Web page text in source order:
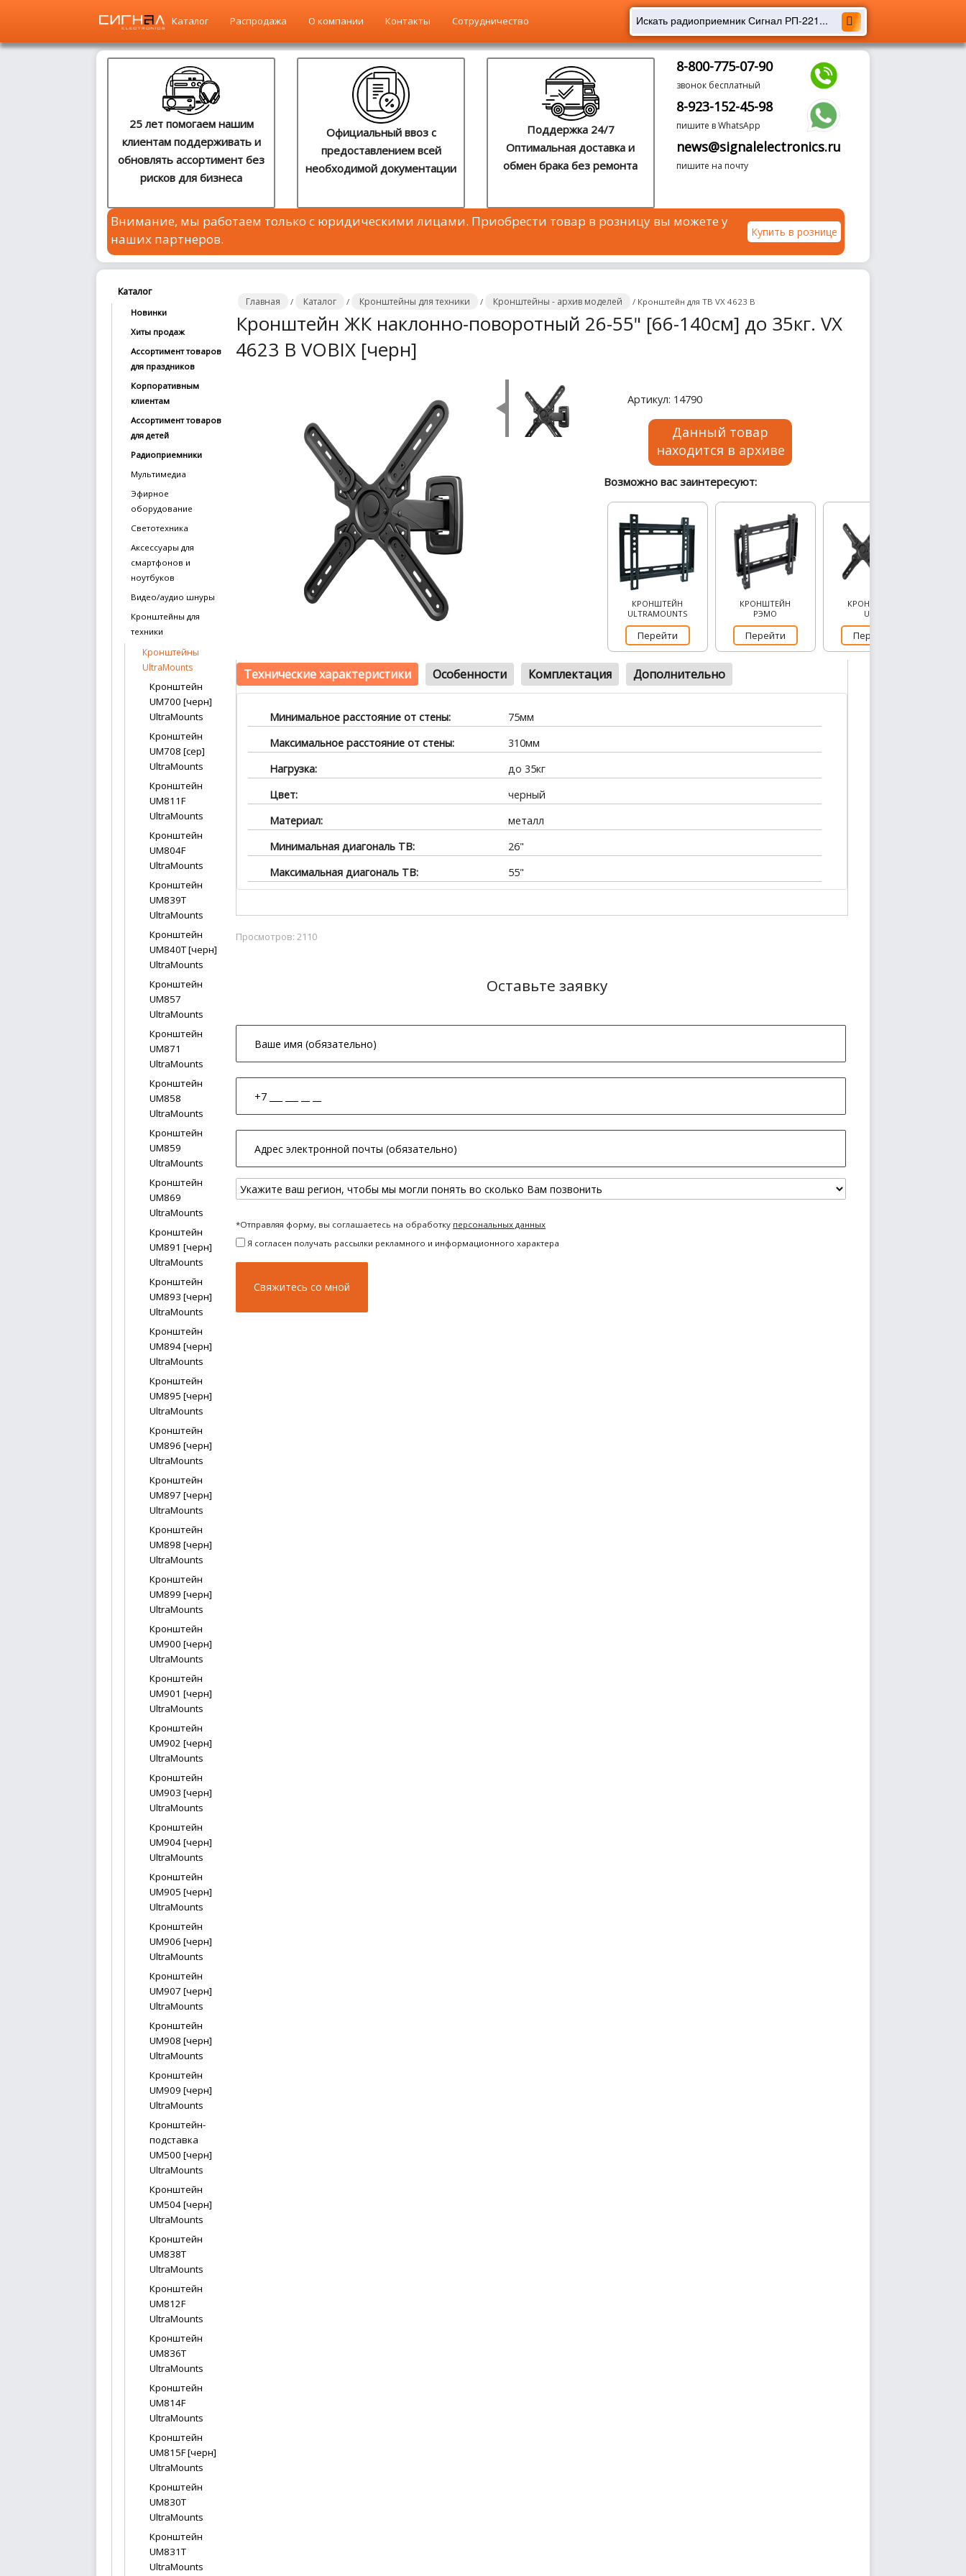
Сотрудничество
news@signalelectronics.ru
Каталог Распродажа О компании Контакты Сотрудничество
25 лет помогаем нашим
клиентам поддерживать и
обновлять ассортимент без
рисков для бизнеса
Официальный ввоз с
предоставлением всей
необходимой документации
Поддержка 24/7
Оптимальная доставка и
обмен брака без ремонта
8-800-775-07-90
звонок бесплатный
8-923-152-45-98
пишите в WhatsApp
news@signalelectronics.ru
пишите на почту
Внимание, мы работаем только с юридическими лицами. Приобрести товар в розницу вы можете у
наших партнеров.
Купить в рознице
Главная / Каталог / Кронштейны для техники / Кронштейны - архив моделей / Кронштейн для ТВ VX 4623 B
Кронштейн ЖК наклонно-поворотный 26-55" [66-140см] до 35кг. VX
4623 B VOBIX [черн]
Артикул: 14790
Данный товар
находится в архиве
Возможно вас заинтересуют:
КРОНШТЕЙН
ULTRAMOUNTS
Перейти
КРОНШТЕЙН
РЭМО
Перейти
КРОНШТЕЙН
UCM
Перейти
Технические характеристики Особенности Комплектация Дополнительно
Минимальное расстояние от стены:
75мм
Максимальное расстояние от стены:
310мм
Нагрузка:
до 35кг
Цвет:
черный
Материал:
металл
Минимальная диагональ ТВ:
26"
Максимальная диагональ ТВ:
55"
Просмотров: 2110
Оставьте заявку
*Отправляя форму, вы соглашаетесь на обработку персональных данных
Я согласен получать рассылки рекламного и информационного характера
Каталог
Новинки
Хиты продаж
Ассортимент товаров
для праздников
Корпоративным
клиентам
Ассортимент товаров
для детей
Радиоприемники
Мультимедиа
Эфирное
оборудование
Светотехника
Аксессуары для
смартфонов и
ноутбуков
Видео/аудио шнуры
Кронштейны для
техники
Кронштейны
UltraMounts
Кронштейн
UM700 [черн]
UltraMounts
Кронштейн
UM708 [сер]
UltraMounts
Кронштейн
UM811F
UltraMounts
Кронштейн
UM804F
UltraMounts
Кронштейн
UM839T
UltraMounts
Кронштейн
UM840T [черн]
UltraMounts
Кронштейн
UM857
UltraMounts
Кронштейн
UM871
UltraMounts
Кронштейн
UM858
UltraMounts
Кронштейн
UM859
UltraMounts
Кронштейн
UM869
UltraMounts
Кронштейн
UM891 [черн]
UltraMounts
Кронштейн
UM893 [черн]
UltraMounts
Кронштейн
UM894 [черн]
UltraMounts
Кронштейн
UM895 [черн]
UltraMounts
Кронштейн
UM896 [черн]
UltraMounts
Кронштейн
UM897 [черн]
UltraMounts
Кронштейн
UM898 [черн]
UltraMounts
Кронштейн
UM899 [черн]
UltraMounts
Кронштейн
UM900 [черн]
UltraMounts
Кронштейн
UM901 [черн]
UltraMounts
Кронштейн
UM902 [черн]
UltraMounts
Кронштейн
UM903 [черн]
UltraMounts
Кронштейн
UM904 [черн]
UltraMounts
Кронштейн
UM905 [черн]
UltraMounts
Кронштейн
UM906 [черн]
UltraMounts
Кронштейн
UM907 [черн]
UltraMounts
Кронштейн
UM908 [черн]
UltraMounts
Кронштейн
UM909 [черн]
UltraMounts
Кронштейн-
подставка
UM500 [черн]
UltraMounts
Кронштейн
UM504 [черн]
UltraMounts
Кронштейн
UM838T
UltraMounts
Кронштейн
UM812F
UltraMounts
Кронштейн
UM836T
UltraMounts
Кронштейн
UM814F
UltraMounts
Кронштейн
UM815F [черн]
UltraMounts
Кронштейн
UM830T
UltraMounts
Кронштейн
UM831T
UltraMounts